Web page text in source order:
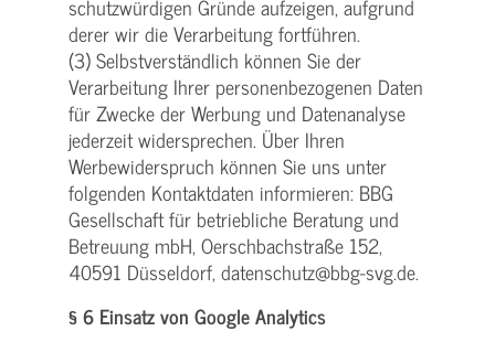
schutzwürdigen Gründe aufzeigen, aufgrund
derer wir die Verarbeitung fortführen.
(3) Selbstverständlich können Sie der
Verarbeitung Ihrer personenbezogenen Daten
für Zwecke der Werbung und Datenanalyse
jederzeit widersprechen. Über Ihren
Werbewiderspruch können Sie uns unter
folgenden Kontaktdaten informieren: BBG
Gesellschaft für betriebliche Beratung und
Betreuung mbH, Oerschbachstraße 152,
40591 Düsseldorf, datenschutz@bbg-svg.de.
§ 6 Einsatz von Google Analytics